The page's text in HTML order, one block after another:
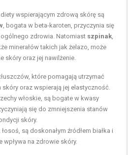
wspierającym zdrową skórę są
, bogata w beta-karoten, przyczynia się
zdrowia. Natomiast szpinak
minerałów takich jak żelazo, może
skóry oraz jej nawilżenie.
które pomagają utrzymać
oraz wspierają jej elastyczność.
włoskie, są bogate w kwasy
się do zmniejszenia stanów
skóry.
łosoś, są doskonałym źródłem białka i
na zdrowie skóry.